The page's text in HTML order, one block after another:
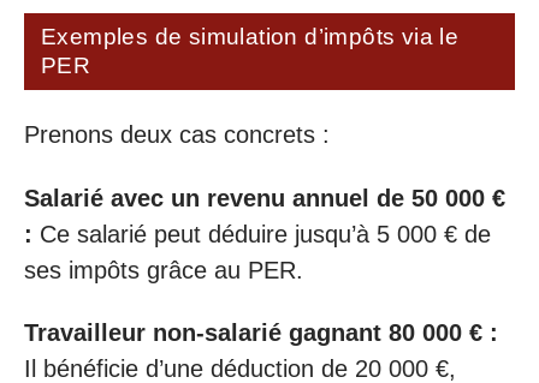
Exemples de simulation d’impôts via le
PER
Prenons deux cas concrets :
Salarié avec un revenu annuel de 50 000 €
: Ce salarié peut déduire jusqu’à 5 000 € de
ses impôts grâce au PER.
Travailleur non-salarié gagnant 80 000 € :
Il bénéficie d’une déduction de 20 000 €,